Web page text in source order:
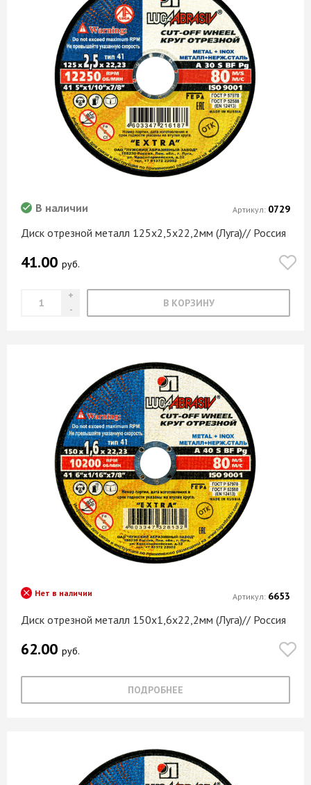
Диск отрезной металл 125х2,5х22,2мм (Луга)// Россия
В наличии
41.00 руб.
В КОРЗИНУ
Артикул: 0729
Диск отрезной металл 150х1,6х22,2мм (Луга)// Россия
Нет в наличии
62.00 руб.
ПОДРОБНЕЕ
Артикул: 6653